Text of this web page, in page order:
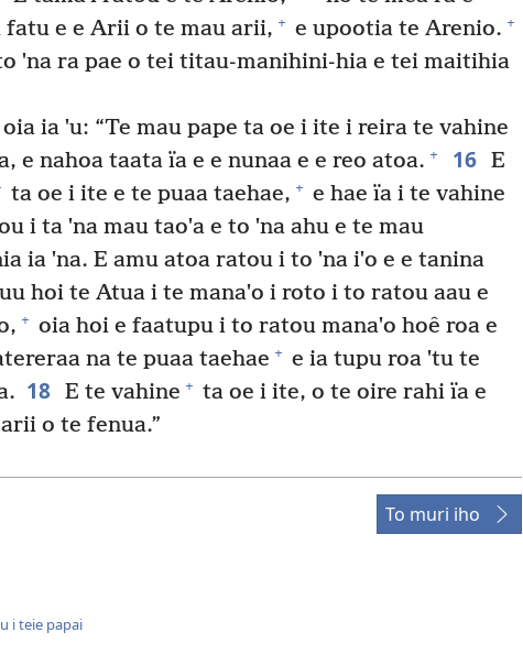
fatu e e Arii o te mau arii, + e upootia te Arenio. +
ˈna ra pae o tei titau-manihini-hia e tei maitihia
ia ˈu: “Te mau pape ta oe i ite i reira te vahine
e nahoa taata ïa e e nunaa e e reo atoa. + 16 E
ta oe i ite e te puaa taehae, + e hae ïa i te vahine
i ta ˈna mau taoˈa e to ˈna ahu e te mau
ia ˈna. E amu atoa ratou i to ˈna iˈo e e tanina
hoi te Atua i te manaˈo i roto i to ratou aau e
+ oia hoi e faatupu i to ratou manaˈo hoê roa e
na te puaa taehae + e ia tupu roa ˈtu te
18 E te vahine + ta oe i ite, o te oire rahi ïa e
o te fenua.”
To muri iho
i teie papai